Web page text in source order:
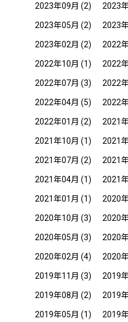
2023年09月 (2) 2023
2023年05月 (2) 2023
2023年02月 (2) 2022
2022年10月 (1) 2022
2022年07月 (3) 2022
2022年04月 (5) 2022
2022年01月 (2) 2021
2021年10月 (1) 2021
2021年07月 (2) 2021
2021年04月 (1) 2021
2021年01月 (1) 2020
2020年10月 (3) 2020
2020年05月 (3) 2020
2020年02月 (4) 2020
2019年11月 (3) 2019
2019年08月 (2) 2019
2019年05月 (1) 2019